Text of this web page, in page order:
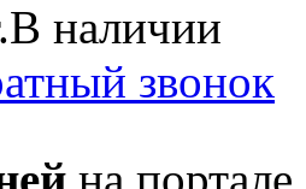
В наличии
звонок